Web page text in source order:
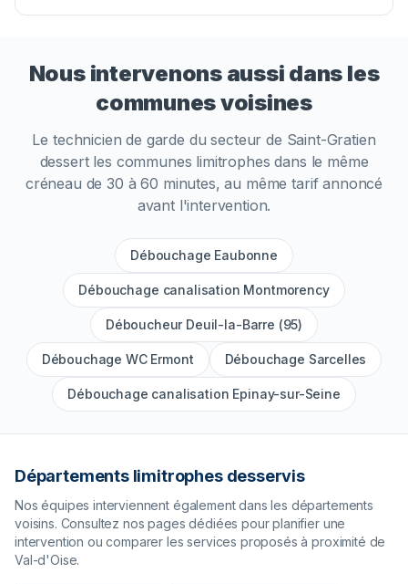
Nous intervenons aussi dans les
communes voisines
Le technicien de garde du secteur de Saint-Gratien
dessert les communes limitrophes dans le même
créneau de 30 à 60 minutes, au même tarif annoncé
avant l'intervention.
Débouchage Eaubonne
Débouchage canalisation Montmorency
Déboucheur Deuil-la-Barre (95)
Débouchage WC Ermont Débouchage Sarcelles
Débouchage canalisation Epinay-sur-Seine
Départements limitrophes desservis
Nos équipes interviennent également dans les départements
voisins. Consultez nos pages dédiées pour planifier une
intervention ou comparer les services proposés à proximité de
Val-d'Oise.